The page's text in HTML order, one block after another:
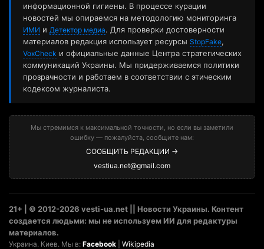
информационной гигиены. В процессе курации
новостей мы опираемся на методологию мониторинга
ИМИ и Детектор медиа. Для проверки достоверности
материалов редакция использует ресурсы StopFake,
VoxCheck и официальные данные Центра стратегических
коммуникаций Украины. Мы придерживаемся политики
прозрачности и работаем в соответствии с этическим
кодексом журналиста.
Мы стремимся к максимальной точности, но если вы заметили
ошибку — пожалуйста, сообщите нам:
СООБЩИТЬ РЕДАКЦИИ →
vestiua.net@gmail.com
21+ | © 2012-2026 vesti-ua.net || Новости Украины. Контент
создается людьми: мы не используем ИИ для редактуры
материалов.
Украина. Киев. Мы в: Facebook Wikipedia